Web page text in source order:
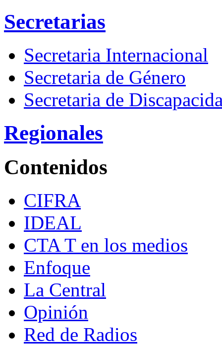
Secretarias
Secretaria Internacional
Secretaria de Género
Secretaria de
Regionales
Contenidos
CIFRA
IDEAL
CTA T en los medios
Enfoque
La Central
Opinión
Red de Radios